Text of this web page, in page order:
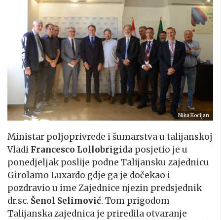
Nika Kocijan
Ministar poljoprivrede i šumarstva u talijanskoj
Vladi Francesco Lollobrigida posjetio je u
ponedjeljak poslije podne Talijansku zajednicu
Girolamo Luxardo gdje ga je dočekao i
pozdravio u ime Zajednice njezin predsjednik
dr.sc. Šenol Selimović. Tom prigodom
Talijanska zajednica je priredila otvaranje